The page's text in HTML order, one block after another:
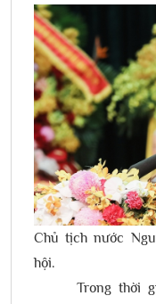
Chủ tịch nước
hội.
Trong thời